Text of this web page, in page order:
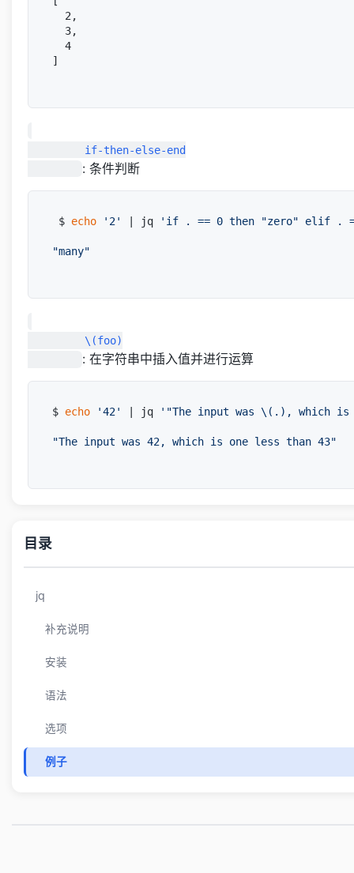
目录
jq
补充说明
安装
语法
选项
例子
  2,
  3,
  4
]
: 条件判断
$ echo '2' | jq 'if . == 0 then "zero" elif .
"many"
: 在字符串中插入值并进行运算
$ echo '42' | jq '"The input was \(.), which
"The input was 42, which is one less than 43"